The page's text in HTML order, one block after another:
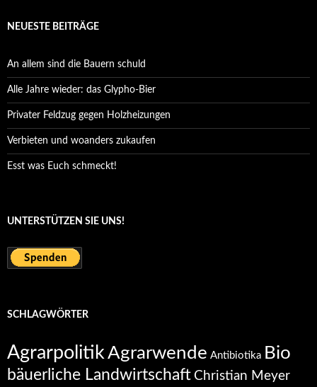
NEUESTE BEITRÄGE
An allem sind die Bauern schuld
Alle Jahre wieder: das Glypho-Bier
Privater Feldzug gegen Holzheizungen
Verbieten und woanders zukaufen
Esst was Euch schmeckt!
UNTERSTÜTZEN SIE UNS!
SCHLAGWÖRTER
AgrarpolitikAgrarwende Antibiotika Bio
bäuerliche Landwirtschaft Christian Meyer